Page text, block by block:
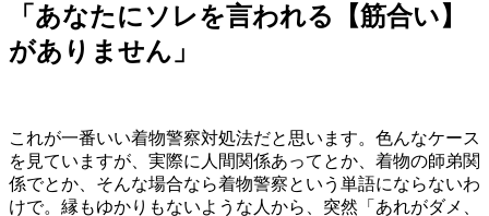
「あなたにソレを言われる【筋合い】
がありません」
これが一番いい着物警察対処法だと思います。色んなケース
を見ていますが、実際に人間関係あってとか、着物の師弟関
係でとか、そんな場合なら着物警察という単語にならないわ
けで。縁もゆかりもないような人から、突然「あれがダメ、